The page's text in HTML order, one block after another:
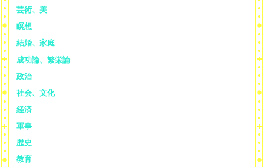
芸術、美
瞑想
結婚、家庭
成功論、繁栄論
政治
社会、文化
経済
軍事
歴史
教育